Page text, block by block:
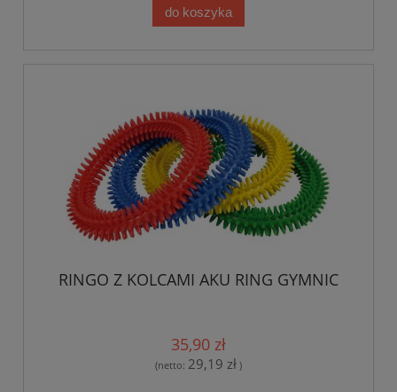
do koszyka
RINGO Z KOLCAMI AKU RING GYMNIC
35,90 zł
(netto: 29,19 zł )